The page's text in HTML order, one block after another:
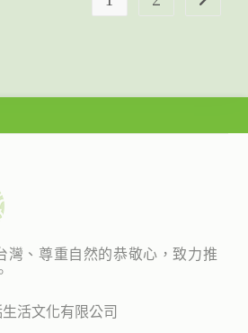
灣、尊重自然的恭敬心，致力推
活文化有限公司